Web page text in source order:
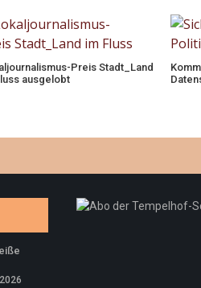
Preis Stadt_Land
ausgelobt